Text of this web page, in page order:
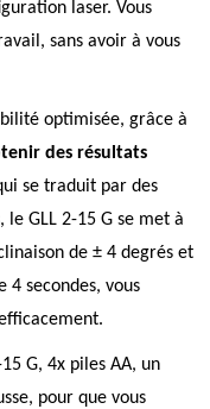
laser. Vous
sans avoir à vous
optimisée, grâce à
des résultats
se traduit par des
GLL 2-15 G se met à
de ± 4 degrés et
4 secondes, vous
G, 4x piles AA, un
pour que vous